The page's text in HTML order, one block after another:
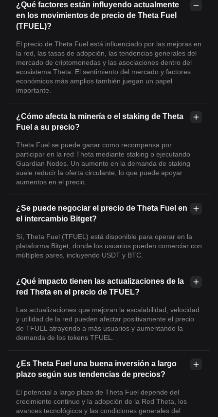
¿Qué factores están influyendo actualmente
en los movimientos de precio de Theta Fuel
(TFUEL)?
El precio de Theta Fuel está influenciado por las mejoras en
la red, las tasas de adopción, las tendencias generales del
mercado de criptomonedas y las asociaciones dentro del
ecosistema Theta. El sentimiento del mercado y factores
económicos más amplios también juegan un papel
importante.
¿Cómo afecta la minería o el staking de Theta
Fuel a su precio?
Theta Fuel se puede ganar como recompensa por
participar en la red Theta mediante staking o ejecutando
Guardian Nodes. Un aumento en la demanda de staking
suele reducir la oferta circulante, lo que puede apoyar
aumentos en el precio.
¿Se puede negociar el precio de Theta Fuel en
el intercambio Bitget?
Sí, Theta Fuel (TFUEL) está disponible para operar en la
plataforma Bitget, donde los usuarios pueden comerciar con
múltiples pares, incluyendo USDT y BTC.
¿Qué impacto tienen las actualizaciones de la
red Theta en el precio de TFUEL?
Las actualizaciones que mejoran la escalabilidad, velocidad
y utilidad de la red pueden afectar positivamente el precio
de TFUEL atrayendo a más usuarios y aumentando la
demanda de los tokens TFUEL.
¿Es Theta Fuel una buena inversión a largo
plazo según sus tendencias de precios?
El potencial a largo plazo de Theta Fuel depende del
crecimiento continuo y la adopción de la Red Theta, los
avances tecnológicos y las condiciones generales del